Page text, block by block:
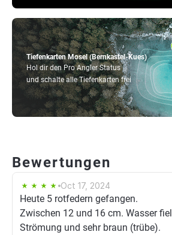
Tiefenkarten Mosel (Bernkastel-Kues)
Hol dir den Pro Angler Status
und schalte alle Tiefenkarten frei
Bewertungen
Oct 17, 2024
Heute 5 rotfedern gefangen.
Zwischen 12 und 16 cm. Wasser fiel
Strömung und sehr braun (trübe).